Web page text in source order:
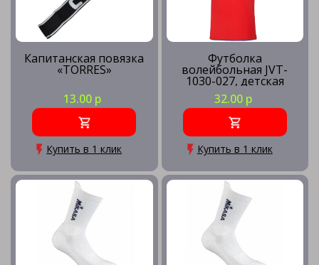
Капитанская повязка
«TORRES»
13.00 р
Купить в 1 клик
Футболка
волейбольная JVT-
1030-027, детская
32.00 р
Купить в 1 клик